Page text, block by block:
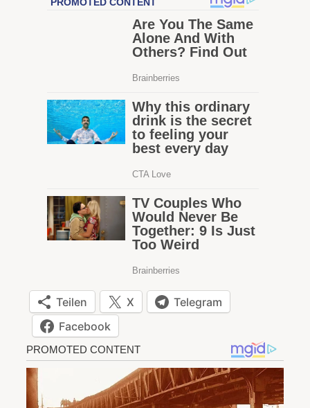
Teilen X
Telegram
Facebook